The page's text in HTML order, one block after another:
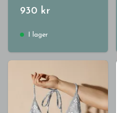
930 kr
I lager